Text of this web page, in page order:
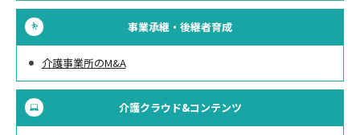
事業承継・後継者育成
介護事業所のM&A
介護クラウド&コンテンツ